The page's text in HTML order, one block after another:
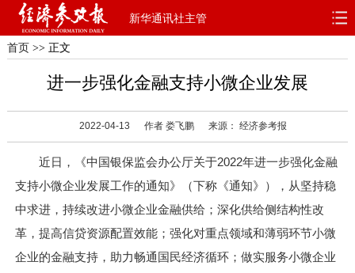
新华通讯社主管
首页 深度 思想
首页 >> 正文
进一步强化金融支持小微企业发展
2022-04-13 作者 娄飞鹏 来源： 经济参考报
近日，《中国银保监会办公厅关于2022年进一步强化金融
支持小微企业发展工作的通知》（下称《通知》），从坚持稳
中求进，持续改进小微企业金融供给；深化供给侧结构性改
革，提高信贷资源配置效能；强化对重点领域和薄弱环节小微
企业的金融支持，助力畅通国民经济循环；做实服务小微企业